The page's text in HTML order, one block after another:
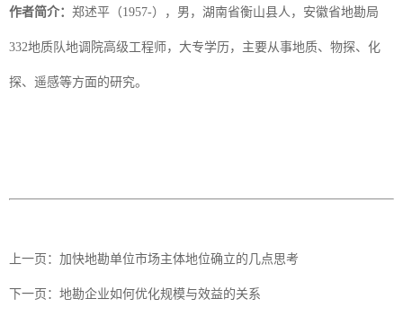
作者简介： 郑述平（1957-），男，湖南省衡山县人，安徽省地勘局
332地质队地调院高级工程师，大专学历，主要从事地质、物探、化
探、遥感等方面的研究。
上一页： 加快地勘单位市场主体地位确立的几点思考
下一页： 地勘企业如何优化规模与效益的关系